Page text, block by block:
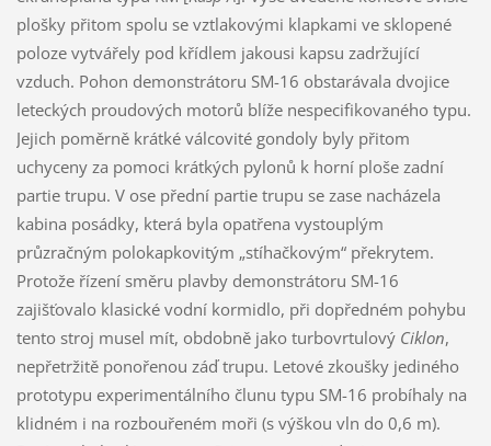
plošky přitom spolu se vztlakovými klapkami ve sklopené
poloze vytvářely pod křídlem jakousi kapsu zadržující
vzduch. Pohon demonstrátoru SM-16 obstarávala dvojice
leteckých proudových motorů blíže nespecifikovaného typu.
Jejich poměrně krátké válcovité gondoly byly přitom
uchyceny za pomoci krátkých pylonů k horní ploše zadní
partie trupu. V ose přední partie trupu se zase nacházela
kabina posádky, která byla opatřena vystouplým
průzračným polokapkovitým „stíhačkovým“ překrytem.
Protože řízení směru plavby demonstrátoru SM-16
zajišťovalo klasické vodní kormidlo, při dopředném pohybu
tento stroj musel mít, obdobně jako turbovrtulový Ciklon,
nepřetržitě ponořenou záď trupu. Letové zkoušky jediného
prototypu experimentálního člunu typu SM-16 probíhaly na
klidném i na rozbouřeném moři (s výškou vln do 0,6 m).